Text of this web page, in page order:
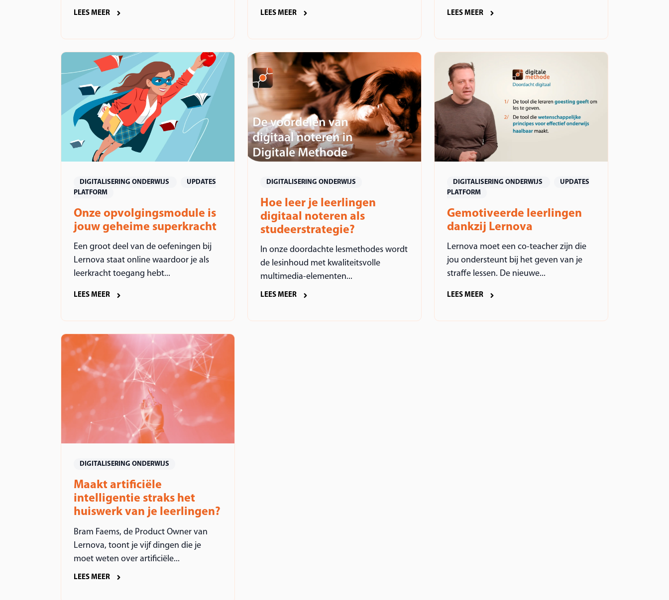
LEES MEER LEES MEER LEES MEER
DIGITALISERING ONDERWIJS
UPDATES
PLATFORM
Onze opvolgingsmodule is
jouw geheime superkracht
Een groot deel van de oefeningen bij
Lernova staat online waardoor je als
leerkracht toegang hebt...
LEES MEER
DIGITALISERING ONDERWIJS
Hoe leer je leerlingen
digitaal noteren als
studeerstrategie?
In onze doordachte lesmethodes wordt
de lesinhoud met kwaliteitsvolle
multimedia-elementen...
LEES MEER
DIGITALISERING ONDERWIJS
UPDATES
PLATFORM
Gemotiveerde leerlingen
dankzij Lernova
Lernova moet een co-teacher zijn die
jou ondersteunt bij het geven van je
straffe lessen. De nieuwe...
LEES MEER
DIGITALISERING ONDERWIJS
Maakt artificiële
intelligentie straks het
huiswerk van je leerlingen?
Bram Faems, de Product Owner van
Lernova, toont je vijf dingen die je
moet weten over artificiële...
LEES MEER